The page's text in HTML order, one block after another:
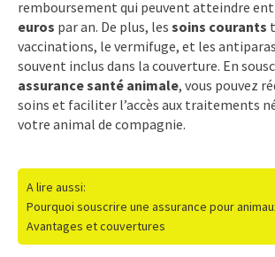
remboursement qui peuvent atteindre
euros par an. De plus, les soins courants
vaccinations, le vermifuge, et les
souvent inclus dans la couverture. En
assurance santé animale, vous pouvez
soins et faciliter l’accès aux traitements
votre animal de compagnie.
A lire aussi:
Pourquoi souscrire une assurance pour
Avantages et couvertures